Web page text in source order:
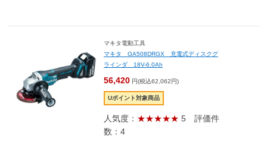
マキタ電動工具
マキタ GA508DRGX 充電式ディスクグ
ラインダ 18V-6.0Ah
56,420 円(税込62,062円)
Uポイント対象商品
人気度： ★★★★★ 5 評価件
数：4